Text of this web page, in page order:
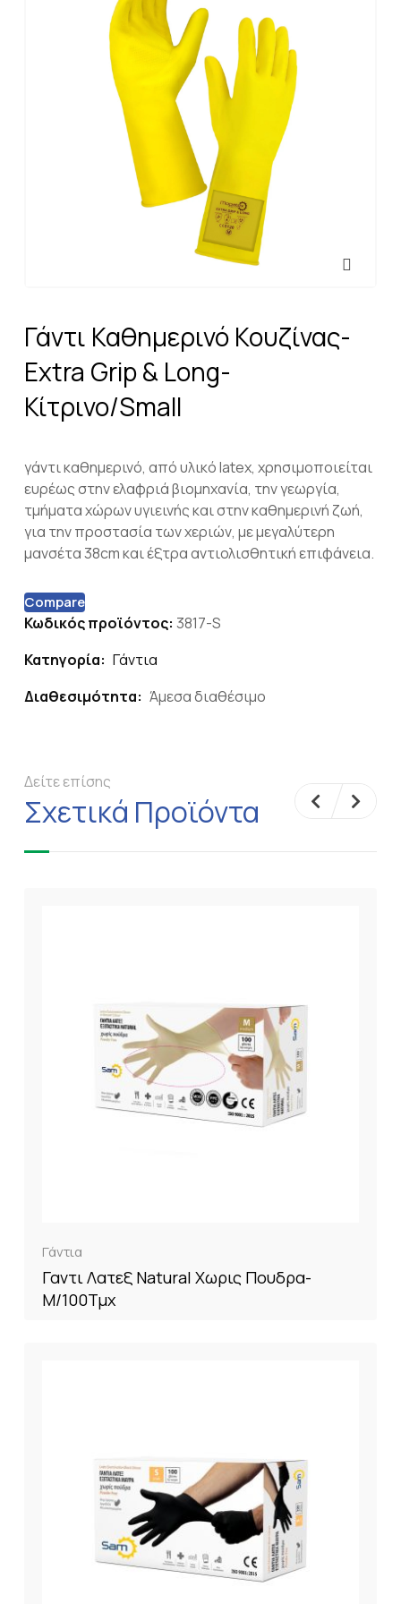
Γάντι Καθημερινό Κουζίνας-
Extra Grip & Long-
Κίτρινο/Small
γάντι καθημερινό, από υλικό latex, χρησιμοποιείται
ευρέως στην ελαφριά βιομηχανία, την γεωργία,
τμήματα χώρων υγιεινής και στην καθημερινή ζωή,
για την προστασία των χεριών, με μεγαλύτερη
μανσέτα 38cm και έξτρα αντιολισθητική επιφάνεια.
Compare
Κωδικός προϊόντος: 3817-S
Κατηγορία: Γάντια
Διαθεσιμότητα: Άμεσα διαθέσιμο
Δείτε επίσης
Σχετικά Προϊόντα
Γάντια
Γαντι Λατεξ Natural Χωρις Πουδρα-
M/100Τμχ